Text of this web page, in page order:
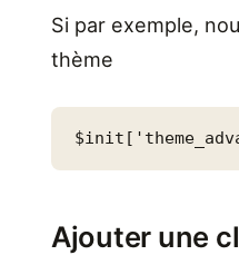
Si par exemple,
thème
Ajouter une